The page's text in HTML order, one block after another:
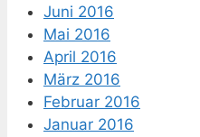
Juni 2016
Mai 2016
April 2016
März 2016
Februar 2016
Januar 2016